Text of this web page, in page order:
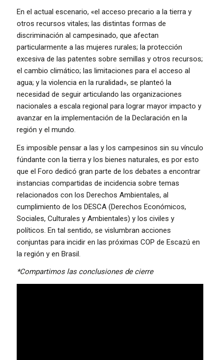
En el actual escenario, «el acceso precario a la tierra y
otros recursos vitales; las distintas formas de
discriminación al campesinado, que afectan
particularmente a las mujeres rurales; la protección
excesiva de las patentes sobre semillas y otros recursos;
el cambio climático; las limitaciones para el acceso al
agua; y la violencia en la ruralidad», se planteó la
necesidad de seguir articulando las organizaciones
nacionales a escala regional para lograr mayor impacto y
avanzar en la implementación de la Declaración en la
región y el mundo.
Es imposible pensar a las y los campesinos sin su vínculo
fúndante con la tierra y los bienes naturales, es por esto
que el Foro dedicó gran parte de los debates a encontrar
instancias compartidas de incidencia sobre temas
relacionados con los Derechos Ambientales, al
cumplimiento de los DESCA (Derechos Económicos,
Sociales, Culturales y Ambientales) y los civiles y
políticos. En tal sentido, se vislumbran acciones
conjuntas para incidir en las próximas COP de Escazú en
la región y en Brasil.
*Compartimos las conclusiones de cierre